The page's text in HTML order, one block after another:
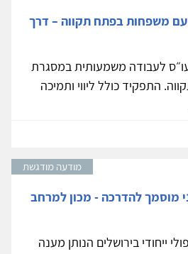
משפחות בפתח תקווה – דרך
לעבודה משמעותית במסגרת
התפקיד כולל ליווי ותמיכה
מודעה מודגשת
מוסמך להדרכה - מכון למרחב
ייחודי בירושלים הנותן מענה